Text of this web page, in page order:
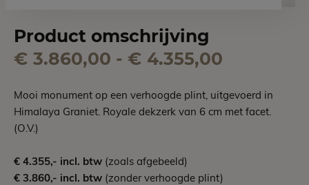
Product omschrijving
€ 3.860,00 - € 4.355,00
Mooi monument op een verhoogde plint, uitgevoerd in
Himalaya Graniet. Royale dekzerk van 6 cm met facet.
(O.V.)
€ 4.355,- incl. btw (zoals afgebeeld)
€ 3.860,- incl. btw (zonder verhoogde plint)